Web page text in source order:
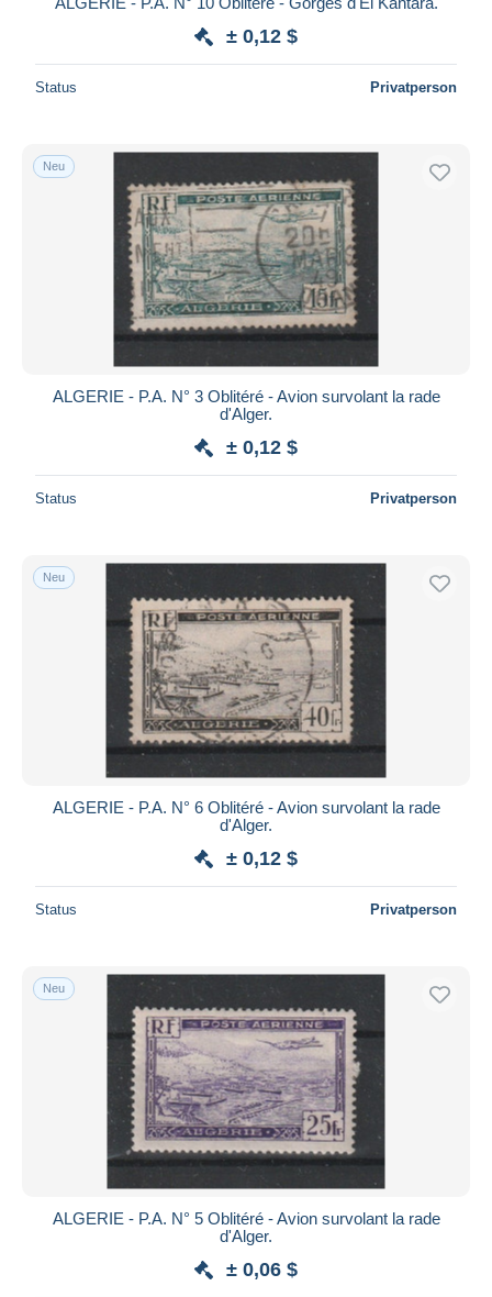
± 0,12 $
Status Privatperson
Neu
ALGERIE - P.A. N° 3 Oblitéré - Avion survolant la rade
d'Alger.
± 0,12 $
Status Privatperson
Neu
ALGERIE - P.A. N° 6 Oblitéré - Avion survolant la rade
d'Alger.
± 0,12 $
Status Privatperson
Neu
ALGERIE - P.A. N° 5 Oblitéré - Avion survolant la rade
d'Alger.
± 0,06 $